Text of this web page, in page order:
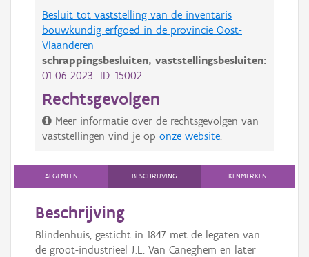
Besluit tot vaststelling van de inventaris
bouwkundig erfgoed in de provincie Oost-
Vlaanderen
schrappingsbesluiten, vaststellingsbesluiten:
01-06-2023 ID: 15002
Rechtsgevolgen
Meer informatie over de rechtsgevolgen van
vaststellingen vind je op onze website
ALGEMEEN BESCHRIJVING KENMERKEN
Beschrijving
Blindenhuis, gesticht in 1847 met de legaten van
de groot-industrieel J.L. Van Caneghem en later